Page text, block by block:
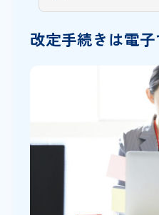
改定手続きは電